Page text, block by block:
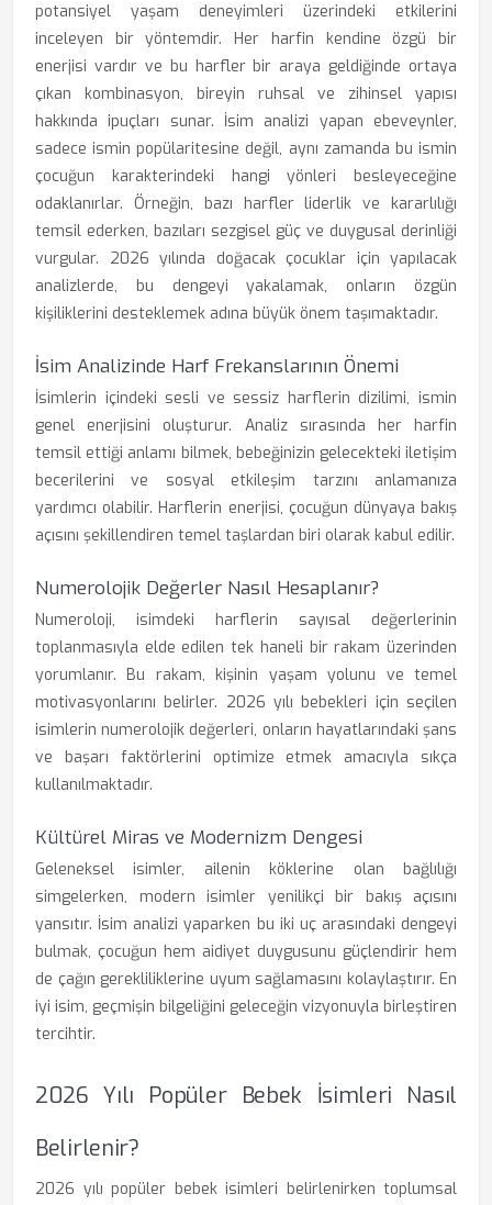
potansiyel yaşam deneyimleri üzerindeki etkilerini
inceleyen bir yöntemdir. Her harfin kendine özgü bir
enerjisi vardır ve bu harfler bir araya geldiğinde ortaya
çıkan kombinasyon, bireyin ruhsal ve zihinsel yapısı
hakkında ipuçları sunar. İsim analizi yapan ebeveynler,
sadece ismin popülaritesine değil, aynı zamanda bu ismin
çocuğun karakterindeki hangi yönleri besleyeceğine
odaklanırlar. Örneğin, bazı harfler liderlik ve kararlılığı
temsil ederken, bazıları sezgisel güç ve duygusal derinliği
vurgular. 2026 yılında doğacak çocuklar için yapılacak
analizlerde, bu dengeyi yakalamak, onların özgün
kişiliklerini desteklemek adına büyük önem taşımaktadır.
İsim Analizinde Harf Frekanslarının Önemi
İsimlerin içindeki sesli ve sessiz harflerin dizilimi, ismin
genel enerjisini oluşturur. Analiz sırasında her harfin
temsil ettiği anlamı bilmek, bebeğinizin gelecekteki iletişim
becerilerini ve sosyal etkileşim tarzını anlamanıza
yardımcı olabilir. Harflerin enerjisi, çocuğun dünyaya bakış
açısını şekillendiren temel taşlardan biri olarak kabul edilir.
Numerolojik Değerler Nasıl Hesaplanır?
Numeroloji, isimdeki harflerin sayısal değerlerinin
toplanmasıyla elde edilen tek haneli bir rakam üzerinden
yorumlanır. Bu rakam, kişinin yaşam yolunu ve temel
motivasyonlarını belirler. 2026 yılı bebekleri için seçilen
isimlerin numerolojik değerleri, onların hayatlarındaki şans
ve başarı faktörlerini optimize etmek amacıyla sıkça
kullanılmaktadır.
Kültürel Miras ve Modernizm Dengesi
Geleneksel isimler, ailenin köklerine olan bağlılığı
simgelerken, modern isimler yenilikçi bir bakış açısını
yansıtır. İsim analizi yaparken bu iki uç arasındaki dengeyi
bulmak, çocuğun hem aidiyet duygusunu güçlendirir hem
de çağın gerekliliklerine uyum sağlamasını kolaylaştırır. En
iyi isim, geçmişin bilgeliğini geleceğin vizyonuyla birleştiren
tercihtir.
2026 Yılı Popüler Bebek İsimleri Nasıl
Belirlenir?
2026 yılı popüler bebek isimleri belirlenirken toplumsal